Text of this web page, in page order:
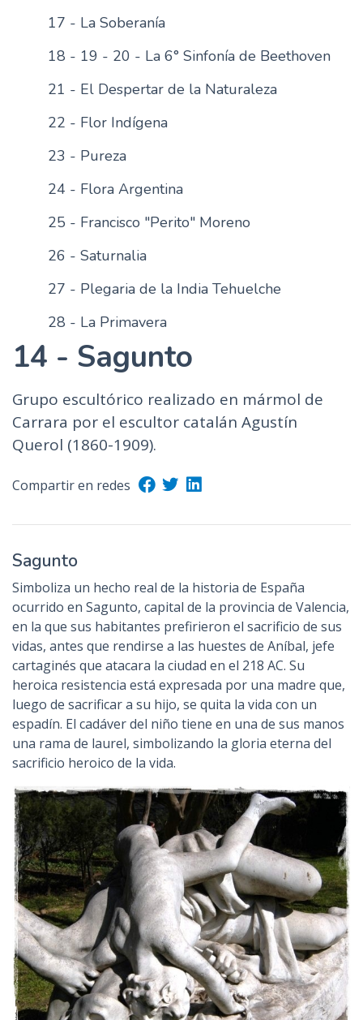
17 - La Soberanía
18 - 19 - 20 - La 6° Sinfonía de Beethoven
21 - El Despertar de la Naturaleza
22 - Flor Indígena
23 - Pureza
24 - Flora Argentina
25 - Francisco "Perito" Moreno
26 - Saturnalia
27 - Plegaria de la India Tehuelche
28 - La Primavera
14 - Sagunto
Grupo escultórico realizado en mármol de
Carrara por el escultor catalán Agustín
Querol (1860-1909).
Compartir en redes
Sagunto
Simboliza un hecho real de la historia de España
ocurrido en Sagunto, capital de la provincia de Valencia,
en la que sus habitantes prefirieron el sacrificio de sus
vidas, antes que rendirse a las huestes de Aníbal, jefe
cartaginés que atacara la ciudad en el 218 AC. Su
heroica resistencia está expresada por una madre que,
luego de sacrificar a su hijo, se quita la vida con un
espadín. El cadáver del niño tiene en una de sus manos
una rama de laurel, simbolizando la gloria eterna del
sacrificio heroico de la vida.